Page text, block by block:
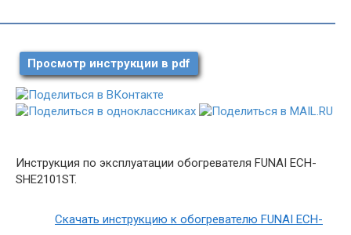
Просмотр инструкции в pdf
Инструкция по эксплуатации обогревателя FUNAI ECH-
SHE2101ST.
Скачать инструкцию к обогревателю FUNAI ECH-